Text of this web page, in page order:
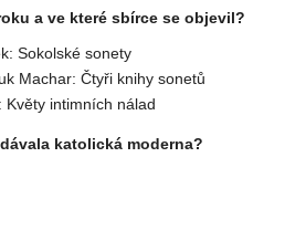
a ve které sbírce se objevil?
Sokolské sonety
Machar: Čtyři knihy sonetů
Květy intimních nálad
katolická moderna?